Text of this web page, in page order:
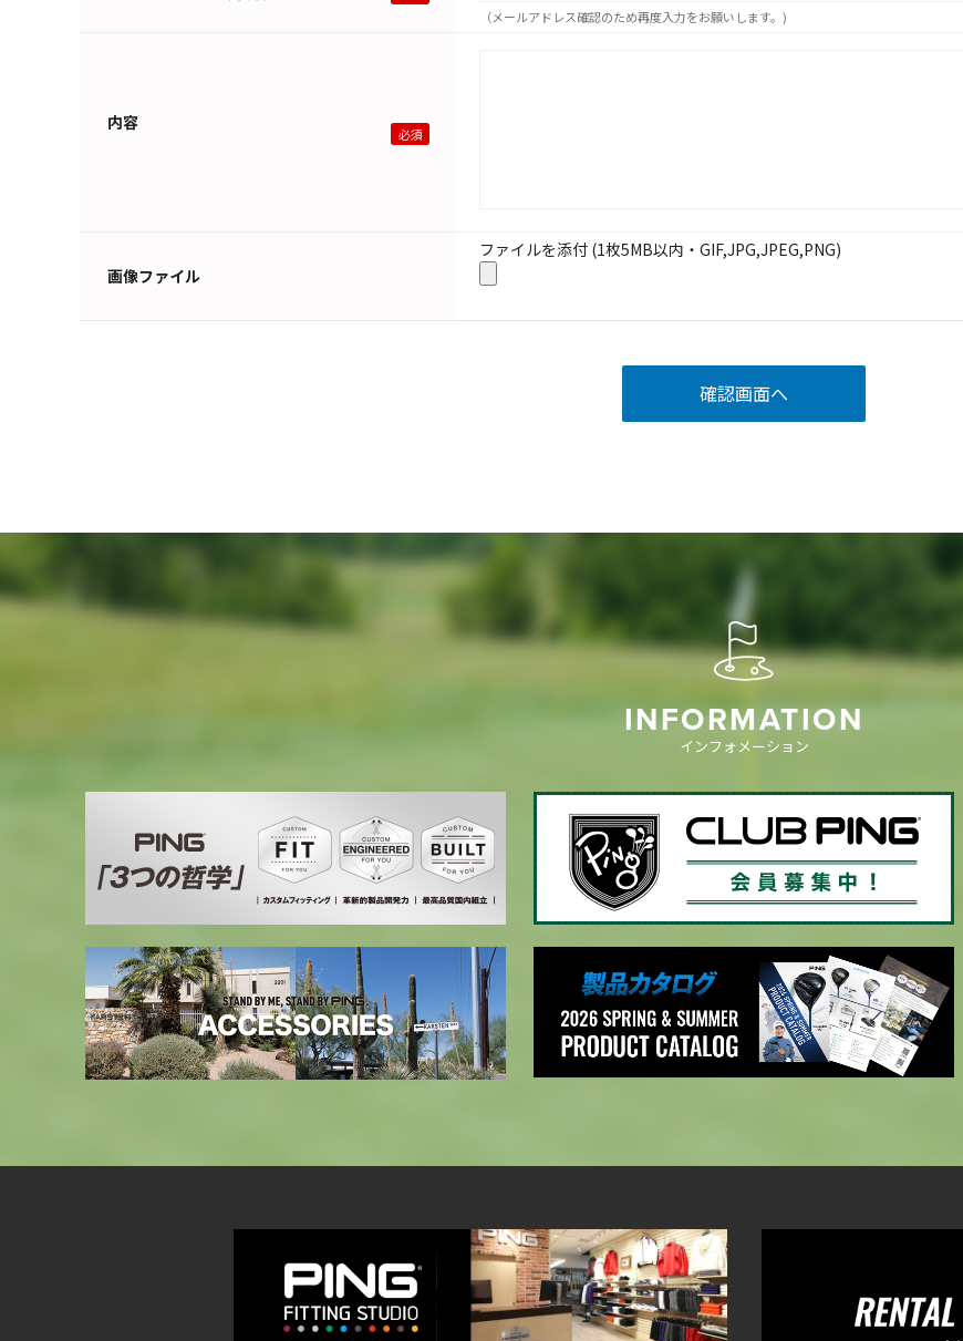
（メールアドレス確認のため再度入力をお願いします。)
内容
画像ファイル
ファイルを添付 (1枚5MB以内・GIF,JPG,JPEG,PNG)
INFORMATION
インフォメーション